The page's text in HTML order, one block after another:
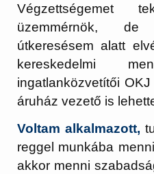
Végzettségemet
üzemmérnök,
útkeresésem alatt
kereskedelmi
ingatlanközvetítői
áruház vezető is
Voltam alkalmazott,
reggel munkába
akkor menni